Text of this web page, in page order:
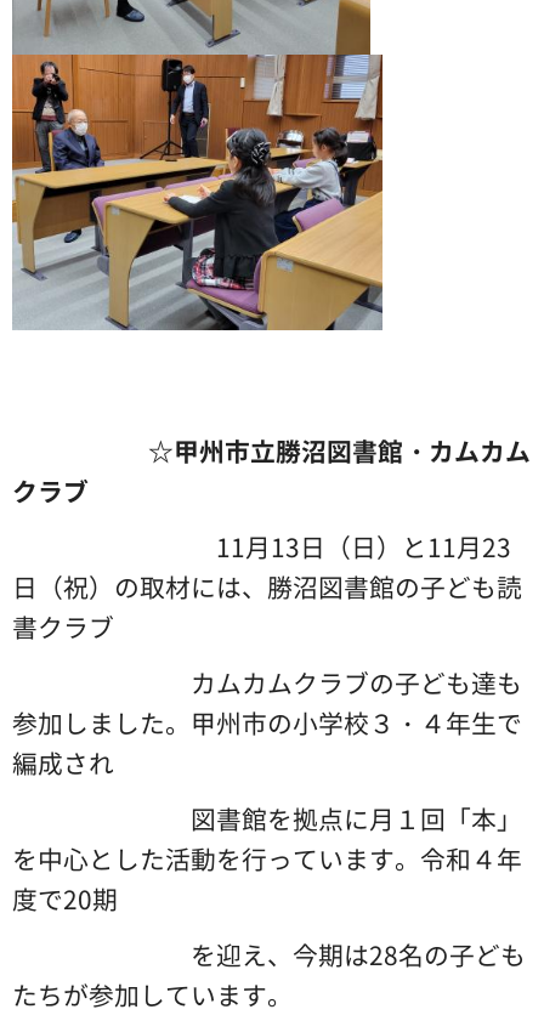
☆甲州市立勝沼図書館・カムカム
クラブ
11月13日（日）と11月23
日（祝）の取材には、勝沼図書館の子ども読
書クラブ
カムカムクラブの子ども達も
参加しました。甲州市の小学校３・４年生で
編成され
図書館を拠点に月１回「本」
を中心とした活動を行っています。令和４年
度で20期
を迎え、今期は28名の子ども
たちが参加しています。